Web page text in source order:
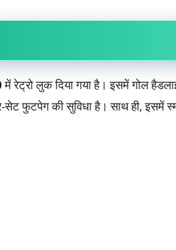
में रेट्रो लुक दिया गया है। इसमें गोल
फुटपेग की सुविधा है। साथ ही, इसमें